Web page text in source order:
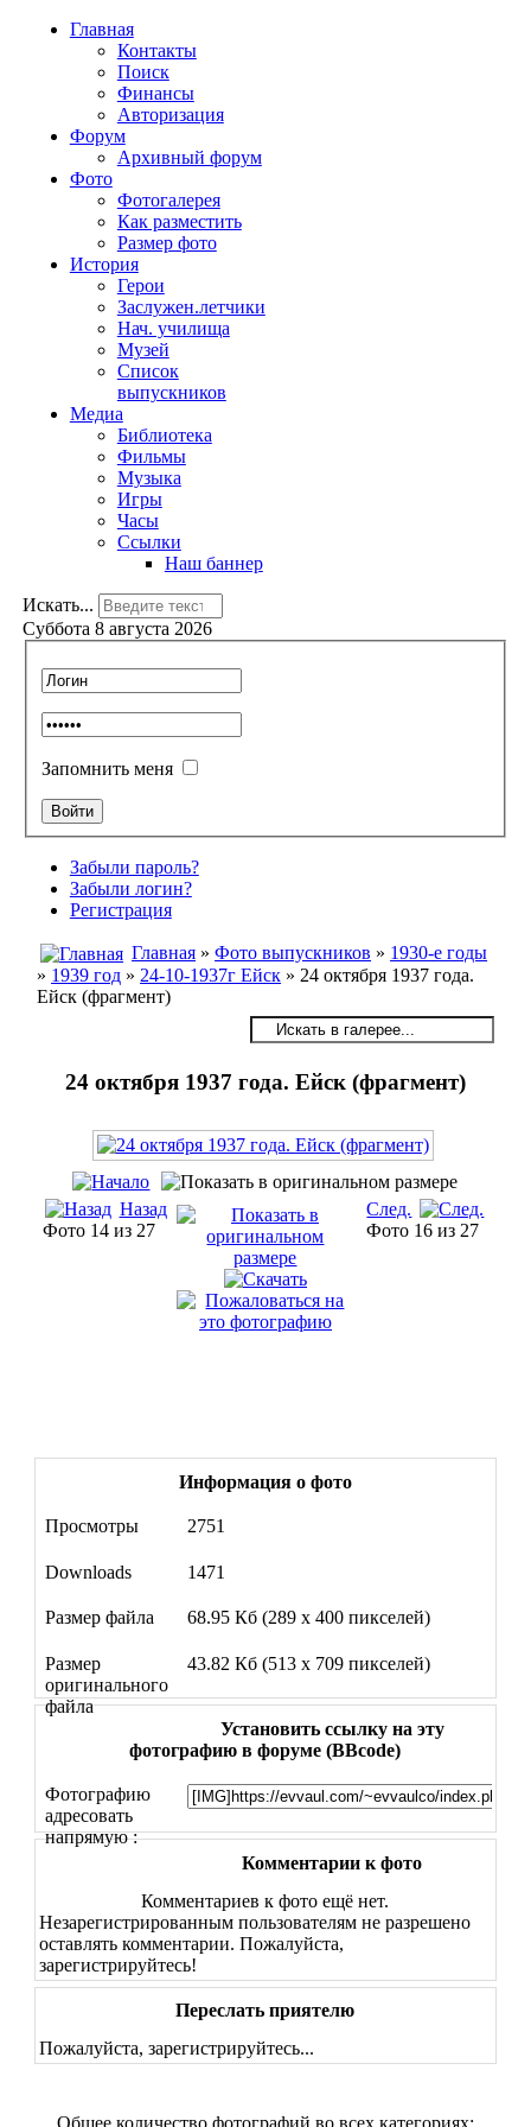
Главная
Контакты
Поиск
Финансы
Авторизация
Форум
Архивный форум
Фото
Фотогалерея
Как разместить
Размер фото
История
Герои
Заслужен.летчики
Нач. училища
Музей
Список
выпускников
Медиа
Библиотека
Фильмы
Музыка
Игры
Часы
Ссылки
Наш баннер
Искать...
Суббота 8 августа 2026
Запомнить меня
Забыли пароль?
Забыли логин?
Регистрация
Главная »Фото выпускников » 1930-е годы
» 1939 год » 24-10-1937г Ейск » 24 октября 1937 года.
Ейск (фрагмент)
24 октября 1937 года. Ейск (фрагмент)
Назад
Фото 14 из 27
След.
Фото 16 из 27
Информация о фото
Просмотры 2751
Downloads 1471
Размер файла 68.95 Кб (289 x 400 пикселей)
Размер
оригинального
файла
43.82 Кб (513 x 709 пикселей)
Установить ссылку на эту
фотографию в форуме (BBcode)
Фотографию
адресовать
напрямую :
Комментарии к фото
Комментариев к фото ещё нет.
Незарегистрированным пользователям не разрешено
оставлять комментарии. Пожалуйста,
зарегистрируйтесь!
Переслать приятелю
Пожалуйста, зарегистрируйтесь...